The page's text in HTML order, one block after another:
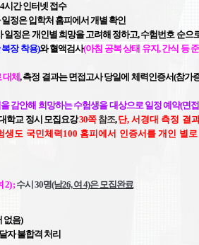
시간 인터넷 접수
정은 입학처 홈피에서 개별 확인
일정은 개인별 희망을 고려해 정하고, 수험번호 순으
장 착용)와 혈액검사(아침 공복 상태 유지, 간식 등
대체,측정 결과는 면접고사 당일에 체력인증서(참가
감안해 희망하는 수험생을 대상으로 일정 예약(면
학교 정시 모집요강30쪽 참조,단, 서경대 측정 결
생도 국민체력100 홈피에서 인증서를 개인 별
2) ;수시 30명(남26, 여 4)은 모집완료
없음)
자 불합격 처리